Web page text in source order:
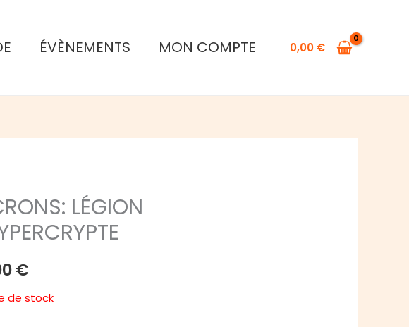
ÉVÈNEMENTS MON COMPTE 0,00 €
LÉGION
€
de stock